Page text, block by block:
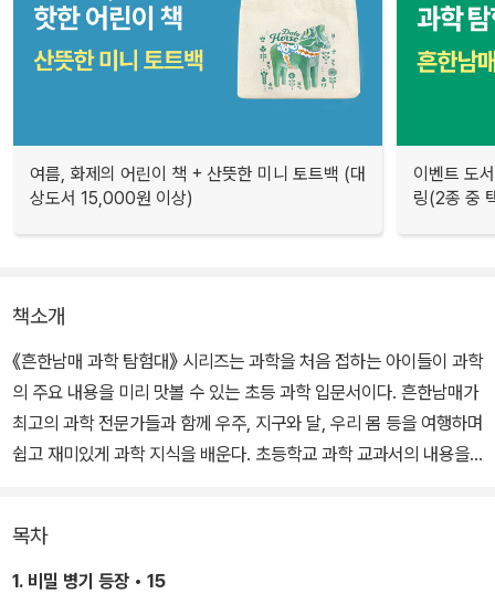
여름, 화제의 어린이 책 + 산뜻한 미니 토트백 (대
상도서 15,000원 이상)
이벤트 도
링(2종 중
책소개
《흔한남매 과학 탐험대》 시리즈는 과학을 처음 접하는 아이들이 과학
의 주요 내용을 미리 맛볼 수 있는 초등 과학 입문서이다. 흔한남매가
최고의 과학 전문가들과 함께 우주, 지구와 달, 우리 몸 등을 여행하며
쉽고 재미있게 과학 지식을 배운다. 초등학교 과학 교과서의 내용을
두렵지 않을 것이다.
목차
1. 비밀 병기 등장 • 15